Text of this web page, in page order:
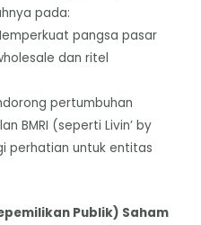
pada:
pangsa pasar
dan ritel
pertumbuhan
BMRI (seperti Livin’ by
perhatian untuk entitas
Publik) Saham